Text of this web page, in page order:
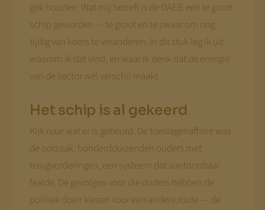
gek houden. Wat mij betreft is de DAEB een te groot
schip geworden — te groot en te zwaar om nog
tijdig van koers te veranderen. In dit stuk leg ik uit
waarom ik dat vind, en waar ik denk dat de energie
van de sector wél verschil maakt.
Het schip is al gekeerd
Kijk naar wat er is gebeurd. De toeslagenaffaire was
de oorzaak: honderdduizenden ouders met
terugvorderingen, een systeem dat aantoonbaar
faalde. De gevolgen voor die ouders hebben de
politiek doen kiezen voor een andere route — de